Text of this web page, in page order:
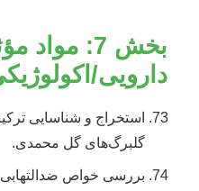
بخش 7:
دارویی/
استخراج و شناسایی
گلبرگ‌های گل محمدی.
بررسی خواص